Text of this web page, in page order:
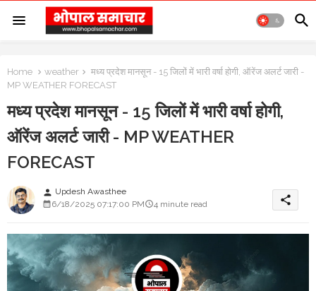
Home weather
मध्य प्रदेश मानसून - 15 जिलों में भारी वर्षा होगी, ऑरेंज अलर्ट जारी -
MP WEATHER FORECAST
मध्य प्रदेश मानसून - 15 जिलों में भारी वर्षा होगी,
ऑरेंज अलर्ट जारी - MP WEATHER
FORECAST
person Updesh Awasthee
6/18/2025 07:17:00 PM
4 minute read share